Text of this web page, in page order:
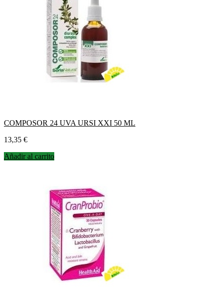
COMPOSOR 24 UVA URSI XXI 50 ML
Precio
13,35 €
Añadir al carrito